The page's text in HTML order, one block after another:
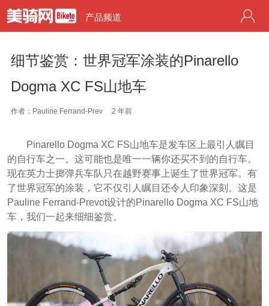
产品频道
细节鉴赏：世界冠军涂装的Pinarello
Dogma XC FS山地车
作者：Pauline Ferrand-Prev 2 年前
Pinarello Dogma XC FS山地车是发车区上最引人瞩目
的自行车之一。这可能也是唯一一辆你还买不到的自行车。
现在英力士掷弹兵车队只在越野赛事上诞生了世界冠军。有
了世界冠军的涂装，它不仅引人瞩目还令人印象深刻。这是
Pauline Ferrand-Prevot设计的Pinarello Dogma XC FS山地
车，我们一起来细细鉴赏。